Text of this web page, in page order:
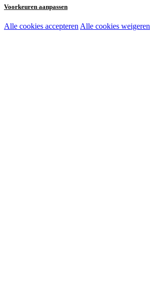
Voorkeuren aanpassen
Noodzakelijke cookies:
Alle cookies accepteren Alle cookies weigeren